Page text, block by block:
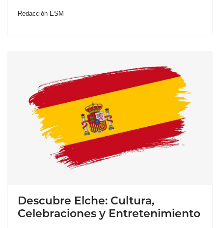
Redacción ESM
Descubre Elche: Cultura,
Celebraciones y Entretenimiento